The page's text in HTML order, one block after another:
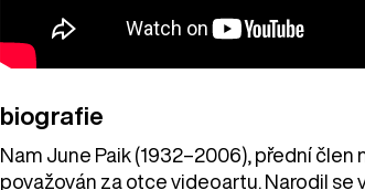
biografie
Nam June Paik (1932–2006), přední
považován za otce videoartu. Narodil se